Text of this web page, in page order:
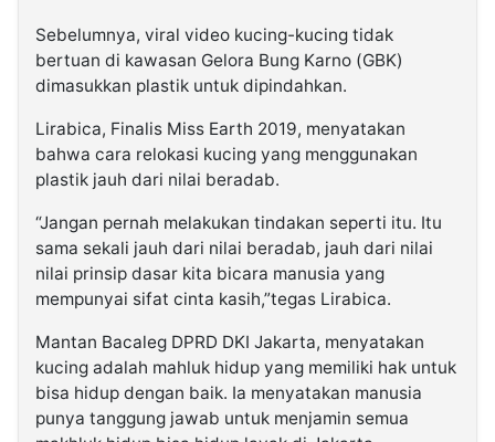
Sebelumnya, viral video kucing-kucing tidak
bertuan di kawasan Gelora Bung Karno (GBK)
dimasukkan plastik untuk dipindahkan.
Lirabica, Finalis Miss Earth 2019, menyatakan
bahwa cara relokasi kucing yang menggunakan
plastik jauh dari nilai beradab.
“Jangan pernah melakukan tindakan seperti itu. Itu
sama sekali jauh dari nilai beradab, jauh dari nilai
nilai prinsip dasar kita bicara manusia yang
mempunyai sifat cinta kasih,”tegas Lirabica.
Mantan Bacaleg DPRD DKI Jakarta, menyatakan
kucing adalah mahluk hidup yang memiliki hak untuk
bisa hidup dengan baik. Ia menyatakan manusia
punya tanggung jawab untuk menjamin semua